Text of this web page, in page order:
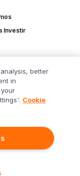
Investir
better
in
Cookie